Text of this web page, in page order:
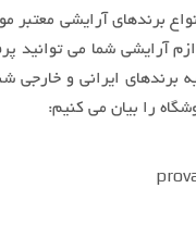
برندهای آرایشی معتبر
آرایشی شما می توانید
برندهای ایرانی و خارجی
را بیان می کنیم: